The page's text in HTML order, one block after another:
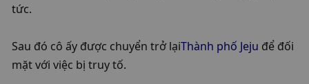
tức.
Sau đó cô ấy được chuyển trở lạiThành phố Jeju để đối
mặt với việc bị truy tố.